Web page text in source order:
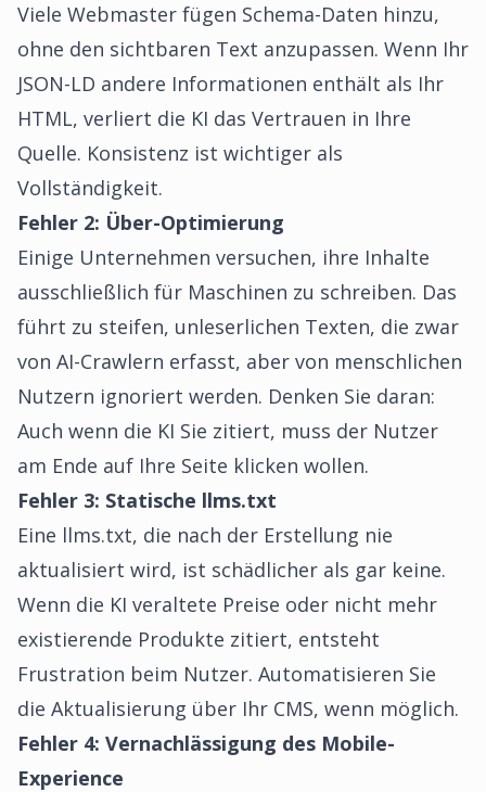
Viele Webmaster fügen Schema-Daten hinzu,
ohne den sichtbaren Text anzupassen. Wenn Ihr
JSON-LD andere Informationen enthält als Ihr
HTML, verliert die KI das Vertrauen in Ihre
Quelle. Konsistenz ist wichtiger als
Vollständigkeit.
Fehler 2: Über-Optimierung
Einige Unternehmen versuchen, ihre Inhalte
ausschließlich für Maschinen zu schreiben. Das
führt zu steifen, unleserlichen Texten, die zwar
von AI-Crawlern erfasst, aber von menschlichen
Nutzern ignoriert werden. Denken Sie daran:
Auch wenn die KI Sie zitiert, muss der Nutzer
am Ende auf Ihre Seite klicken wollen.
Fehler 3: Statische llms.txt
Eine llms.txt, die nach der Erstellung nie
aktualisiert wird, ist schädlicher als gar keine.
Wenn die KI veraltete Preise oder nicht mehr
existierende Produkte zitiert, entsteht
Frustration beim Nutzer. Automatisieren Sie
die Aktualisierung über Ihr CMS, wenn möglich.
Fehler 4: Vernachlässigung des Mobile-
Experience